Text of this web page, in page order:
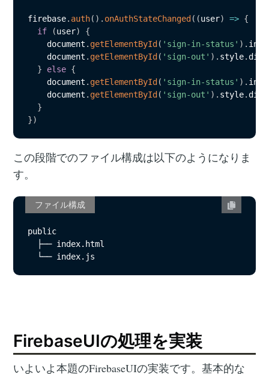
firebase. auth( ) . onAuthStateChanged( (user) => {
if
(user)
{
    document
. getElementById( 'sign-in-status' ) .
    document
. getElementById( 'sign-out' ) . style.
}
else {
    document
. getElementById( 'sign-in-status' ) .
    document
. getElementById( 'sign-out' ) . style.
}
})
この段階でのファイル構成は以下のようになりま
す。
ファイル構成
public
  ├── index.html
  └── index.js
FirebaseUIの処理を実装
いよいよ本題のFirebaseUIの実装です。基本的な